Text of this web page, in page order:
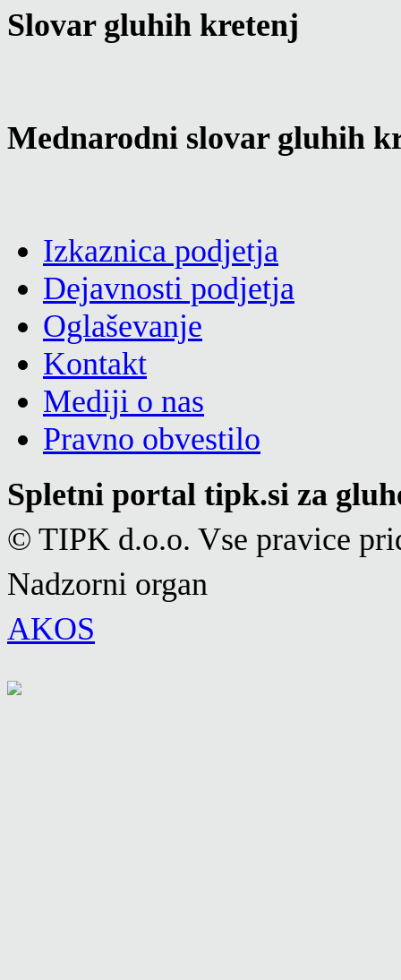
Slovar gluhih kretenj
Mednarodni slovar gluhih
Izkaznica podjetja
Dejavnosti podjetja
Oglaševanje
Kontakt
Mediji o nas
Pravno obvestilo
Spletni portal tipk.si za
© TIPK d.o.o. Vse pravice
Nadzorni organ
AKOS